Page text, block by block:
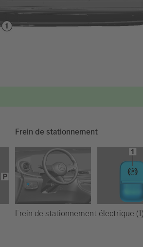
Frein de stationnement
Frein de stationnement électrique (1)